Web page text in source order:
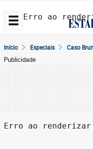
Erro ao
Início Especiais Caso
Publicidade
Erro ao